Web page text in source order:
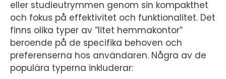
eller studieutrymmen genom sin kompakthet
och fokus på effektivitet och funktionalitet. Det
finns olika typer av ”litet hemmakontor”
beroende på de specifika behoven och
preferenserna hos användaren. Några av de
populära typerna inkluderar: